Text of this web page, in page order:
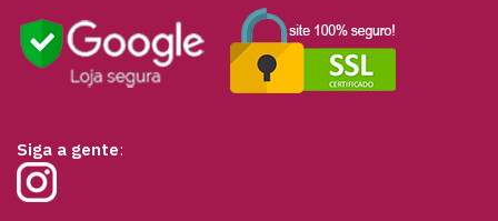
Siga a gente: